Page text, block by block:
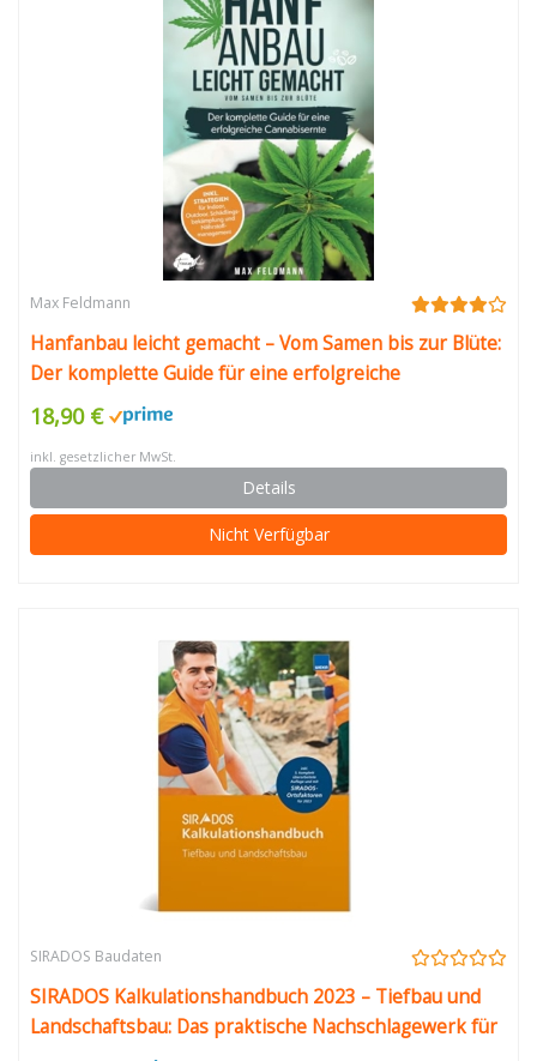
Max Feldmann
Hanfanbau leicht gemacht – Vom Samen bis zur Blüte:
Der komplette Guide für eine erfolgreiche
Cannabisernte – Inkl. Strategien für Indoor, Outdoor,
Schädlingsbekämpfung und Nährstoffmanagement
18,90 €
inkl. gesetzlicher MwSt.
Details
Nicht Verfügbar
SIRADOS Baudaten
SIRADOS Kalkulationshandbuch 2023 – Tiefbau und
Landschaftsbau: Das praktische Nachschlagewerk für